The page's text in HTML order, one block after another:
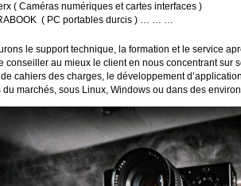
( Caméras numériques et cartes interfaces )
( PC portables durcis ) … … …
le support technique, la formation et le service
conseiller au mieux le client en nous concentrant sur
cahiers des charges, le développement
du marchés, sous Linux, Windows ou dans des